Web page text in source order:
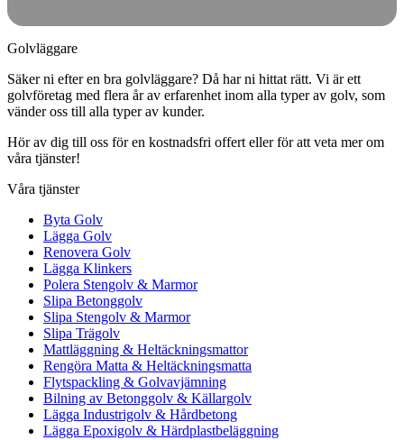
Golvläggare
Säker ni efter en bra golvläggare? Då har ni hittat rätt. Vi är ett
golvföretag med flera år av erfarenhet inom alla typer av golv, som
vänder oss till alla typer av kunder.
Hör av dig till oss för en kostnadsfri offert eller för att veta mer om
våra tjänster!
Våra tjänster
Byta Golv
Lägga Golv
Renovera Golv
Lägga Klinkers
Polera Stengolv & Marmor
Slipa Betonggolv
Slipa Stengolv & Marmor
Slipa Trägolv
Mattläggning & Heltäckningsmattor
Rengöra Matta & Heltäckningsmatta
Flytspackling & Golvavjämning
Bilning av Betonggolv & Källargolv
Lägga Industrigolv & Hårdbetong
Lägga Epoxigolv & Härdplastbeläggning